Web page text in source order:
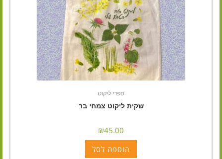
ספרי ליקוט
שקית ליקוט צמחי בר
₪45.00
הוספה לסל